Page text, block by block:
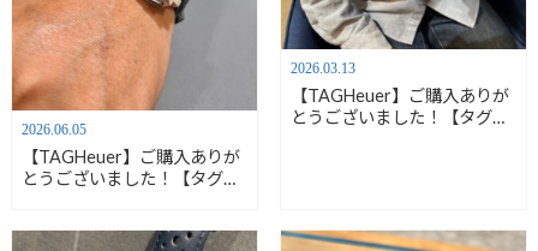
2026.06.05
【TAGHeuer】ご購入ありが
とうございました！【タグ・
2026.03.13
【TAGHeuer】ご購入ありが
とうございました！【タグ・